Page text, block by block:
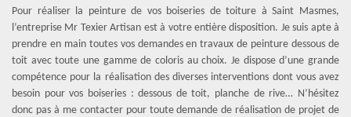
Pour réaliser la peinture de vos boiseries de toiture à Saint Masmes,
l’entreprise Mr Texier Artisan est à votre entière disposition. Je suis apte à
prendre en main toutes vos demandes en travaux de peinture dessous de
toit avec toute une gamme de coloris au choix. Je dispose d’une grande
compétence pour la réalisation des diverses interventions dont vous avez
besoin pour vos boiseries : dessous de toit, planche de rive… N’hésitez
donc pas à me contacter pour toute demande de réalisation de projet de